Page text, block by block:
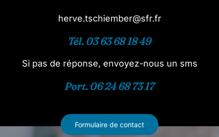
herve.tschiember@sfr.fr
Tél. 03 63 68 18 49
Si pas de réponse, envoyez-nous un sms
Port. 06 24 68 73 17
Formulaire de contact